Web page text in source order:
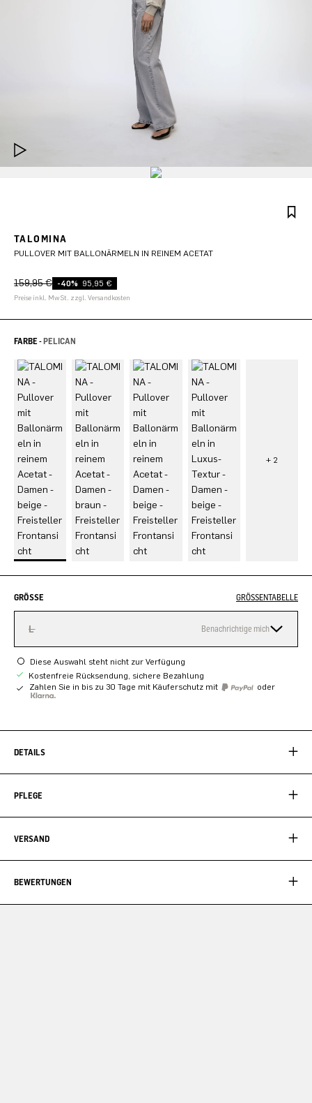
TALOMINA
PULLOVER MIT BALLONÄRMELN IN REINEM ACETAT
159,95 € -40% 95,95 €
Preise inkl. MwSt. zzgl. Versandkosten
FARBE -PELICAN
GRÖSSE GRÖSSENTABELLE
L Benachrichtige mich
Diese Auswahl steht nicht zur Verfügung
Kostenfreie Rücksendung, sichere Bezahlung
Zahlen Sie in bis zu 30 Tage mit Käuferschutz mit
oder
DETAILS
PFLEGE
VERSAND
BEWERTUNGEN